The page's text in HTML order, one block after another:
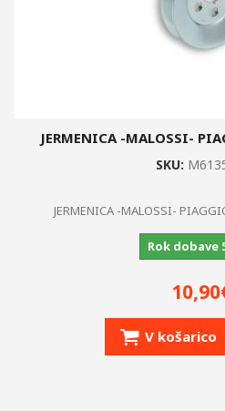
JERMENICA -MALOSSI-
SKU:
JERMENICA -MALOSSI-
Rok dobave
V košarico